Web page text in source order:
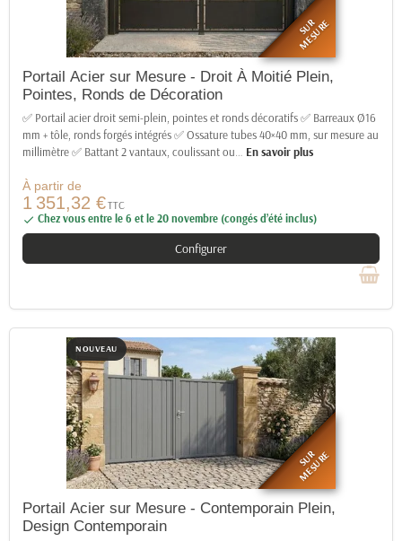
SUR
MESURE
Portail Acier sur Mesure - Droit À Moitié Plein,
Pointes, Ronds de Décoration
✅ Portail acier droit semi-plein, pointes et ronds décoratifs ✅ Barreaux Ø16
mm + tôle, ronds forgés intégrés ✅ Ossature tubes 40×40 mm, sur mesure au
millimètre ✅ Battant 2 vantaux, coulissant ou
En savoir plus
À partir de
1 351,32 €TTC
 Chez vous entre le 6 et le 20 novembre (congés d’été inclus)
Configurer
NOUVEAU
SUR
MESURE
Portail Acier sur Mesure - Contemporain Plein,
Design Contemporain